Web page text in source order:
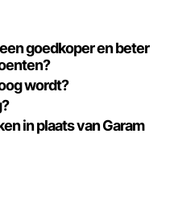
goedkoper en beter
wordt?
in plaats van Garam